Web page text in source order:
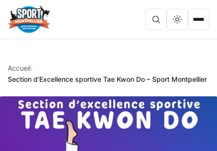
le
menu
Rechercher
sur
Lancer
la
recherche
Accueil
Section d’Excellence sportive Tae Kwon Do – Sport Montpellier